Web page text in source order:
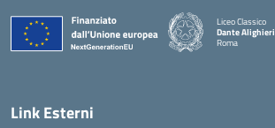
Liceo Classico
Dante Alighieri
Roma
Link Esterni